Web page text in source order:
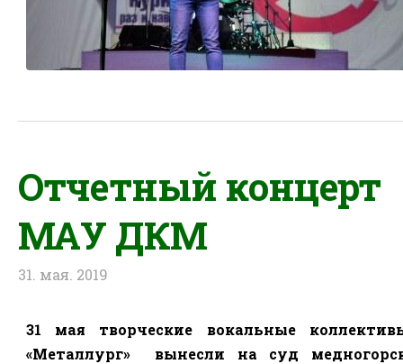
Отчетный концерт
МАУ ДКМ
31. мая. 2019
31 мая творческие вокальные
«Металлург»
вынесли на суд